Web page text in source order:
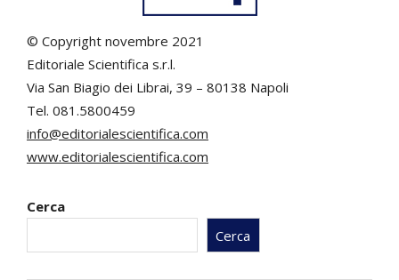
© Copyright novembre 2021
Editoriale Scientifica s.r.l.
Via San Biagio dei Librai, 39 – 80138 Napoli
Tel. 081.5800459
info@editorialescientifica.com
www.editorialescientifica.com
Cerca
Cerca